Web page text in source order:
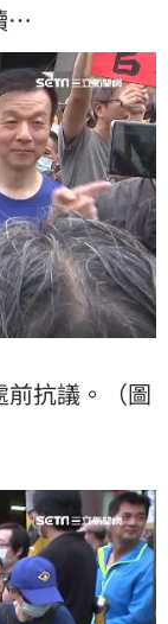
…
抗議。（圖